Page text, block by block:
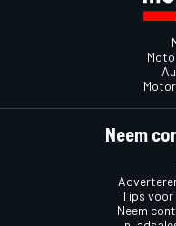
Neem
Tips
Neem